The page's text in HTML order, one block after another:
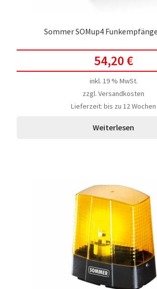
Sommer SOMup4
54,20 €
inkl. 19 % MwSt.
zzgl. Versandkosten
Lieferzeit: bis zu 12 Wochen
Weiterlesen